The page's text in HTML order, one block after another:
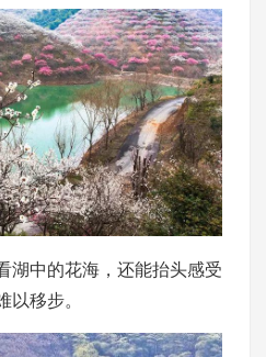
湖中的花海，还能抬头感受
移步。